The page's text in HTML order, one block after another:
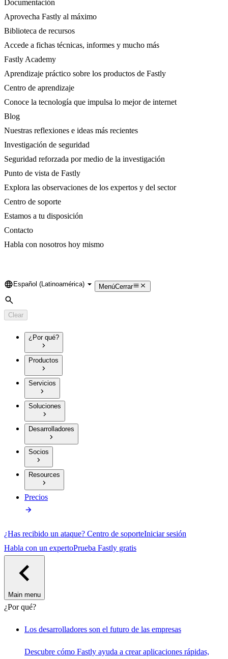
Documentación
Aprovecha Fastly al máximo
Biblioteca de recursos
Accede a fichas técnicas, informes y mucho más
Fastly Academy
Aprendizaje práctico sobre los productos de Fastly
Centro de aprendizaje
Conoce la tecnología que impulsa lo mejor de internet
Blog
Nuestras reflexiones e ideas más recientes
Investigación de seguridad
Seguridad reforzada por medio de la investigación
Punto de vista de Fastly
Explora las observaciones de los expertos y del sector
Centro de soporte
Estamos a tu disposición
Contacto
Habla con nosotros hoy mismo
Language
Español (Latinoamérica) MenúCerrar
Search
Clear
¿Por qué?
Productos
Servicios
Soluciones
Desarrolladores
Socios
Resources
Precios
¿Has recibido un ataque? Centro de soporteIniciar sesión
Habla con un expertoPrueba Fastly gratis
Main menu
¿Por qué?
Los desarrolladores son el futuro de las empresas
Descubre cómo Fastly ayuda a crear aplicaciones rápidas,